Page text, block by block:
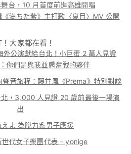
台，10 月首度前進高雄開唱
満ちた紫》主打歌〈夏目〉MV 公開
！大家都在看！
外公演獻給台北！小巨蛋 2 萬人見證
你們是與我並肩奮戰的夥伴
音旅程：藤井風《Prema》特別對談
北，3,000 人見證 20 歲前最後一場演
出
えよ 為脫力系男子應援
世代女子樂團代表 – yonige